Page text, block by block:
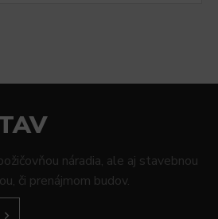
náradia, ale aj stavebnou
či prenájmom budov.